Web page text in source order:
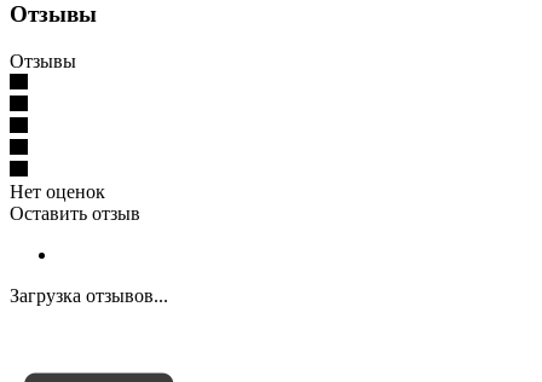
Отзывы
Отзывы
Нет оценок
Оставить отзыв
Загрузка отзывов...